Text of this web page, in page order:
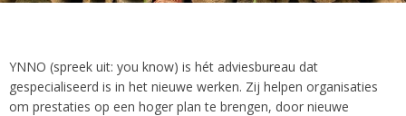
YNNO (spreek uit: you know) is hét adviesbureau dat
gespecialiseerd is in het nieuwe werken. Zij helpen organisaties
om prestaties op een hoger plan te brengen, door nieuwe